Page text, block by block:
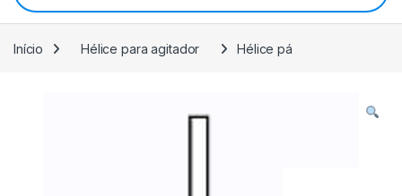
Início Hélice para agitador Hélice pá